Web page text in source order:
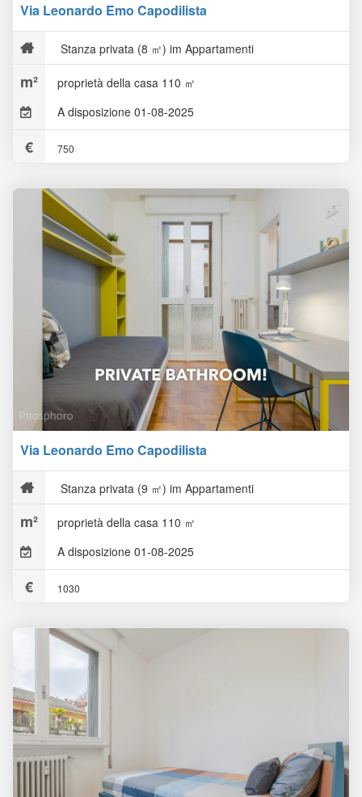
Via Leonardo Emo Capodilista
Stanza privata (8 ㎡) im Appartamenti
proprietà della casa 110 ㎡
A disposizione 01-08-2025
750
Via Leonardo Emo Capodilista
Stanza privata (9 ㎡) im Appartamenti
proprietà della casa 110 ㎡
A disposizione 01-08-2025
1030